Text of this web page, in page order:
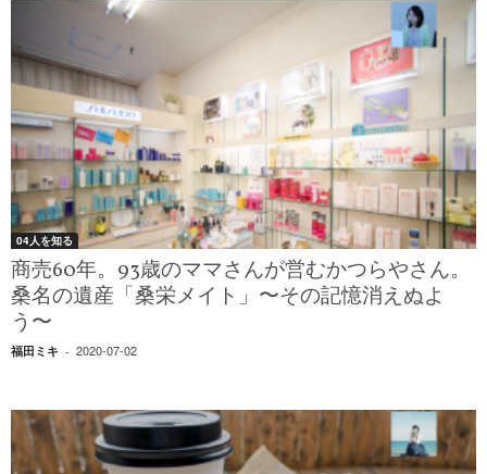
04人を知る
商売60年。93歳のママさんが営むかつらやさん。
桑名の遺産「桑栄メイト」〜その記憶消えぬよ
う〜
福田ミキ - 2020-07-02